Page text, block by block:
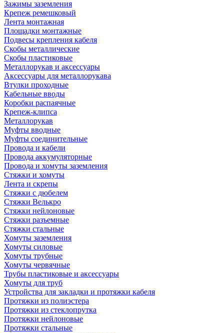
Зажимы заземления
Крепеж ремешковый
Лента монтажная
Площадки монтажные
Подвесы крепления кабеля
Скобы металлические
Скобы пластиковые
Металлорукав и аксессуары
Аксессуары для металлорукава
Втулки проходные
Кабельные вводы
Коробки распаячные
Крепеж-клипса
Металлорукав
Муфты вводные
Муфты соединительные
Провода и кабели
Провода аккумуляторные
Провода и хомуты заземления
Стяжки и хомуты
Лента и скрепы
Стяжки c дюбелем
Стяжки Велькро
Стяжки нейлоновые
Стяжки разъемные
Стяжки стальные
Хомуты заземления
Хомуты силовые
Хомуты трубные
Хомуты червячные
Трубы пластиковые и аксессуары
Хомуты для труб
Устройства для закладки и протяжки кабеля
Протяжки из полиэстера
Протяжки из стеклопрутка
Протяжки нейлоновые
Протяжки стальные